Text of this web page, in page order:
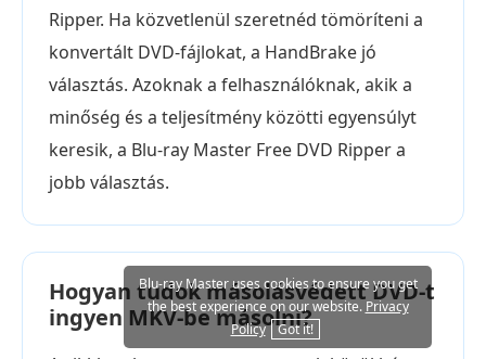
Ripper. Ha közvetlenül szeretnéd tömöríteni a
konvertált DVD-fájlokat, a HandBrake jó
választás. Azoknak a felhasználóknak, akik a
minőség és a teljesítmény közötti egyensúlyt
keresik, a Blu-ray Master Free DVD Ripper a
jobb választás.
Hogyan tudok másolásvédett DVD-t
ingyen MKV-be másolni?
Blu-ray Master uses cookies to ensure you get
the best experience on our website. Privacy
Policy
Got it!